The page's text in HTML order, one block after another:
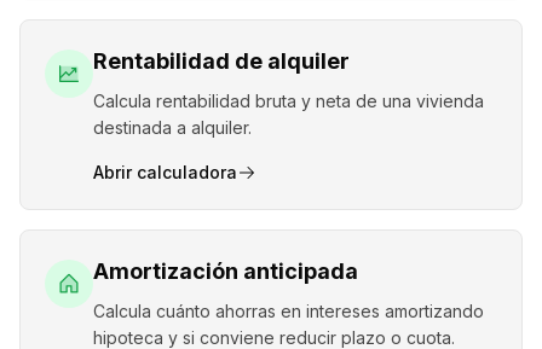
Rentabilidad de alquiler
Calcula rentabilidad bruta y neta de una vivienda
destinada a alquiler.
Abrir calculadora
Amortización anticipada
Calcula cuánto ahorras en intereses amortizando
hipoteca y si conviene reducir plazo o cuota.